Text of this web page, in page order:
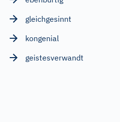
gleichgesinnt
kongenial
geistesverwandt